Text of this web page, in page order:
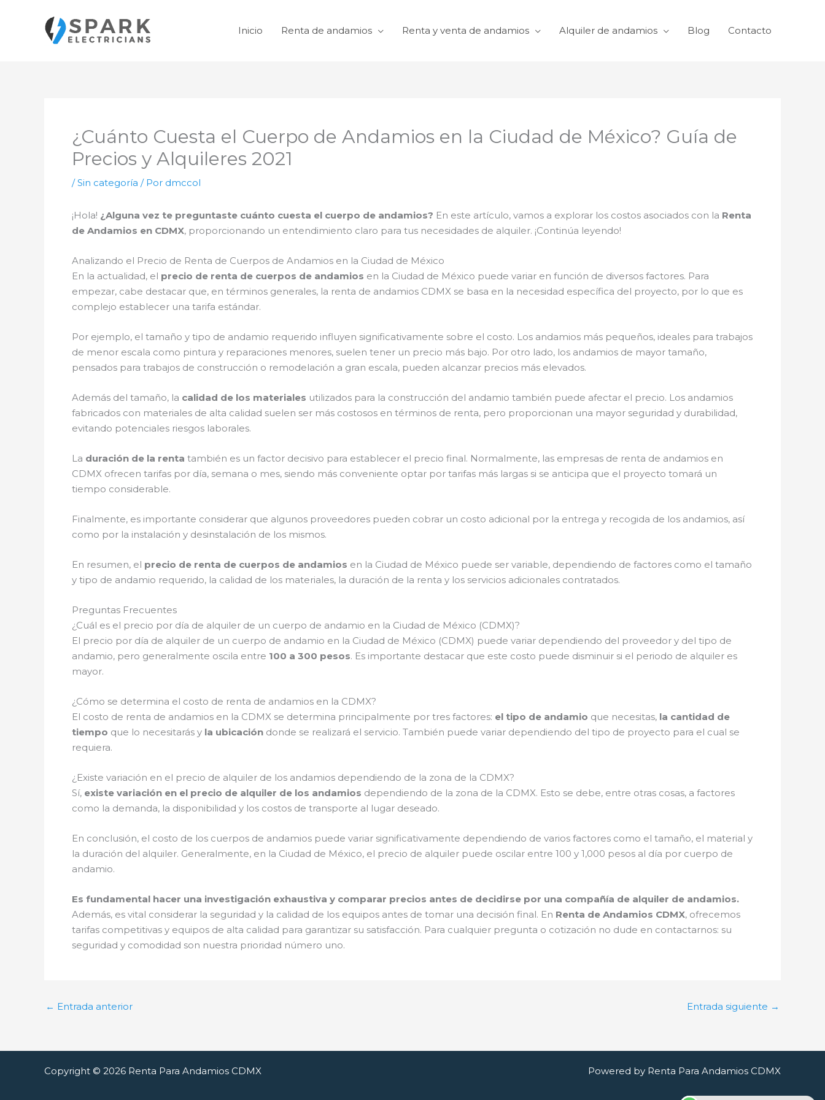
contenido
Inicio Renta de andamios Renta y venta de andamios Alquiler de andamios Blog Contacto
¿Cuánto Cuesta el Cuerpo de Andamios en la Ciudad de México? Guía de
Precios y Alquileres 2021
/Sin categoría / Por dmccol
¡Hola! ¿Alguna vez te preguntaste cuánto cuesta el cuerpo de andamios? En este artículo, vamos a explorar los costos asociados con la Renta
de Andamios en CDMX, proporcionando un entendimiento claro para tus necesidades de alquiler. ¡Continúa leyendo!
Analizando el Precio de Renta de Cuerpos de Andamios en la Ciudad de México
En la actualidad, el precio de renta de cuerpos de andamios en la Ciudad de México puede variar en función de diversos factores. Para
empezar, cabe destacar que, en términos generales, la renta de andamios CDMX se basa en la necesidad específica del proyecto, por lo que es
complejo establecer una tarifa estándar.
Por ejemplo, el tamaño y tipo de andamio requerido influyen significativamente sobre el costo. Los andamios más pequeños, ideales para trabajos
de menor escala como pintura y reparaciones menores, suelen tener un precio más bajo. Por otro lado, los andamios de mayor tamaño,
pensados para trabajos de construcción o remodelación a gran escala, pueden alcanzar precios más elevados.
Además del tamaño, la calidad de los materiales utilizados para la construcción del andamio también puede afectar el precio. Los andamios
fabricados con materiales de alta calidad suelen ser más costosos en términos de renta, pero proporcionan una mayor seguridad y durabilidad,
evitando potenciales riesgos laborales.
La duración de la renta también es un factor decisivo para establecer el precio final. Normalmente, las empresas de renta de andamios en
CDMX ofrecen tarifas por día, semana o mes, siendo más conveniente optar por tarifas más largas si se anticipa que el proyecto tomará un
tiempo considerable.
Finalmente, es importante considerar que algunos proveedores pueden cobrar un costo adicional por la entrega y recogida de los andamios, así
como por la instalación y desinstalación de los mismos.
En resumen, el precio de renta de cuerpos de andamios en la Ciudad de México puede ser variable, dependiendo de factores como el tamaño
y tipo de andamio requerido, la calidad de los materiales, la duración de la renta y los servicios adicionales contratados.
Preguntas Frecuentes
¿Cuál es el precio por día de alquiler de un cuerpo de andamio en la Ciudad de México (CDMX)?
El precio por día de alquiler de un cuerpo de andamio en la Ciudad de México (CDMX) puede variar dependiendo del proveedor y del tipo de
andamio, pero generalmente oscila entre 100 a 300 pesos. Es importante destacar que este costo puede disminuir si el periodo de alquiler es
mayor.
¿Cómo se determina el costo de renta de andamios en la CDMX?
El costo de renta de andamios en la CDMX se determina principalmente por tres factores: el tipo de andamio que necesitas, la cantidad de
tiempo que lo necesitarás y la ubicación donde se realizará el servicio. También puede variar dependiendo del tipo de proyecto para el cual se
requiera.
¿Existe variación en el precio de alquiler de los andamios dependiendo de la zona de la CDMX?
Sí, existe variación en el precio de alquiler de los andamios dependiendo de la zona de la CDMX. Esto se debe, entre otras cosas, a factores
como la demanda, la disponibilidad y los costos de transporte al lugar deseado.
En conclusión, el costo de los cuerpos de andamios puede variar significativamente dependiendo de varios factores como el tamaño, el material y
la duración del alquiler. Generalmente, en la Ciudad de México, el precio de alquiler puede oscilar entre 100 y 1,000 pesos al día por cuerpo de
andamio.
Es fundamental hacer una investigación exhaustiva y comparar precios antes de decidirse por una compañía de alquiler de andamios.
Además, es vital considerar la seguridad y la calidad de los equipos antes de tomar una decisión final. En Renta de Andamios CDMX, ofrecemos
tarifas competitivas y equipos de alta calidad para garantizar su satisfacción. Para cualquier pregunta o cotización no dude en contactarnos: su
seguridad y comodidad son nuestra prioridad número uno.
← Entrada anterior Entrada siguiente →
Copyright © 2026 Renta Para Andamios CDMX Powered by Renta Para Andamios CDMX